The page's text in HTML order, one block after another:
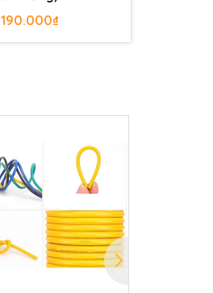
PCB, khoan mạch
190.000₫